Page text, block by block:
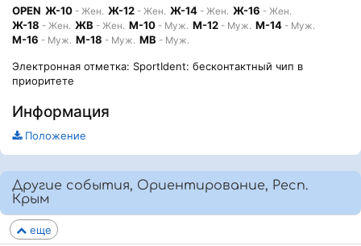
OPEN Ж-10 - Жен. Ж-12 - Жен. Ж-14 - Жен. Ж-16 - Жен.
Ж-18 - Жен. ЖВ - Жен. М-10 - Муж. М-12 - Муж. М-14 - Муж.
М-16 - Муж. М-18 - Муж. МВ - Муж.
Электронная отметка: SportIdent: бесконтактный чип в
приоритете
Информация
Положение
Другие события, Ориентирование, Респ.
Крым
еще